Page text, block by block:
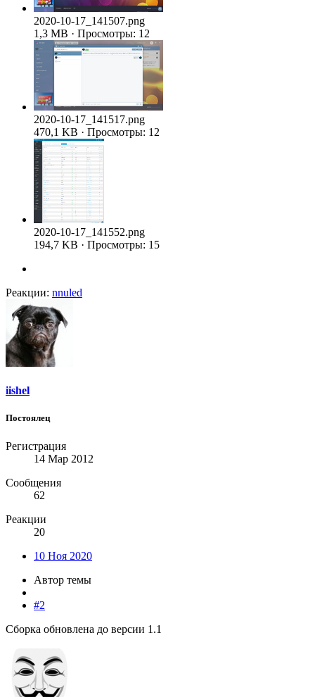
2020-10-17_141507.png
1,3 MB · Просмотры: 12
2020-10-17_141517.png
470,1 KB · Просмотры: 12
2020-10-17_141552.png
194,7 KB · Просмотры: 15
Реакции: nnuled
iishel
Постоялец
Регистрация
14 Мар 2012
Сообщения
62
Реакции
20
10 Ноя 2020
Автор темы
#2
Сборка обновлена до версии 1.1